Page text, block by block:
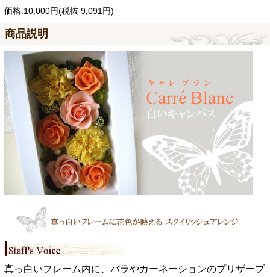
価格:10,000円(税抜 9,091円)
商品説明
真っ白いフレーム内に、バラやカーネーションのプリザーブ